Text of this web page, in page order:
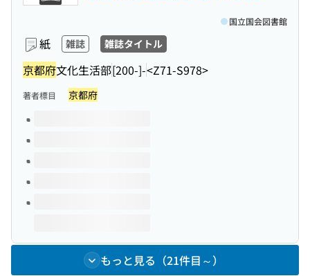
紙 雑誌 雑誌タイトル
京都府文化生活部[200-]-<Z71-S978>
国立国会図書館
著者標目 京都府
このタイトルの巻号
もっと見る（21件目～）